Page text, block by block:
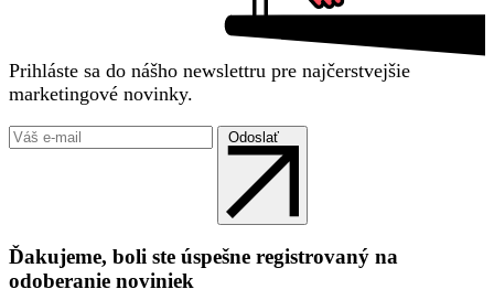
Prihláste sa do nášho newslettru pre najčerstvejšie
marketingové novinky.
Odoslať
Ďakujeme, boli ste úspešne registrovaný na
odoberanie noviniek